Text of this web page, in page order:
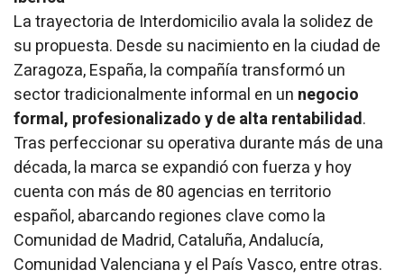
La trayectoria de Interdomicilio avala la solidez de
su propuesta. Desde su nacimiento en la ciudad de
Zaragoza, España, la compañía transformó un
sector tradicionalmente informal en un negocio
formal, profesionalizado y de alta rentabilidad.
Tras perfeccionar su operativa durante más de una
década, la marca se expandió con fuerza y hoy
cuenta con más de 80 agencias en territorio
español, abarcando regiones clave como la
Comunidad de Madrid, Cataluña, Andalucía,
Comunidad Valenciana y el País Vasco, entre otras.